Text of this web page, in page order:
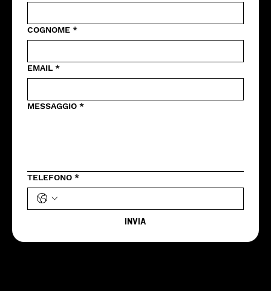
COGNOME *
EMAIL *
MESSAGGIO *
TELEFONO *
INVIA